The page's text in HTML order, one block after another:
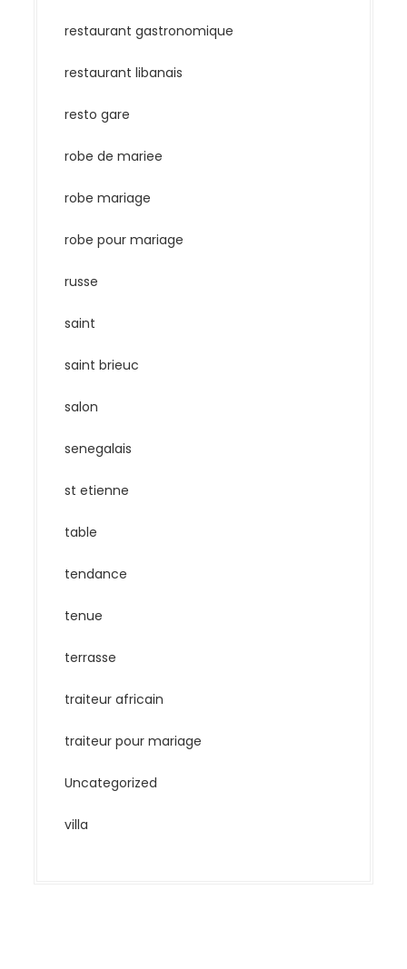
restaurant gastronomique
restaurant libanais
resto gare
robe de mariee
robe mariage
robe pour mariage
russe
saint
saint brieuc
salon
senegalais
st etienne
table
tendance
tenue
terrasse
traiteur africain
traiteur pour mariage
Uncategorized
villa